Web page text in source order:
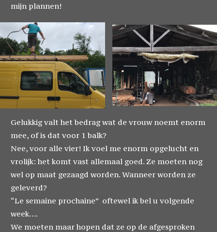
mijn plannen!
Gelukkig valt het bedrag wat de vrouw noemt enorm
mee, of is dat voor 1 balk?
Nee, voor alle vier! Ik voel me enorm opgelucht en
vrolijk: het komt vast allemaal goed. Ze moeten nog
wel op maat gezaagd worden. Wanneer worden ze
geleverd?
“Le semaine prochaine” oftewel ik bel u volgende
week….
We moeten maar hopen dat ze op de afgesproken